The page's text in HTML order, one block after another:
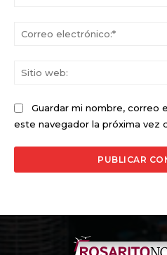
Guardar mi nombre, correo
este navegador la próxima vez